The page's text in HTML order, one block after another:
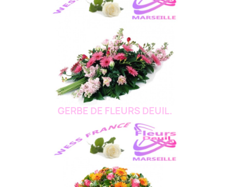
GERBE DE FLEURS DEUIL.